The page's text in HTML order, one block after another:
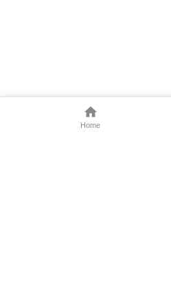
Home